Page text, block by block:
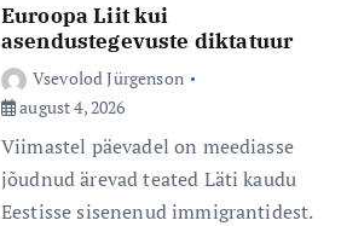
Euroopa Liit kui
asendustegevuste diktatuur
Vsevolod Jürgenson
august 4, 2026
Viimastel päevadel on meediasse
jõudnud ärevad teated Läti kaudu
Eestisse sisenenud immigrantidest.